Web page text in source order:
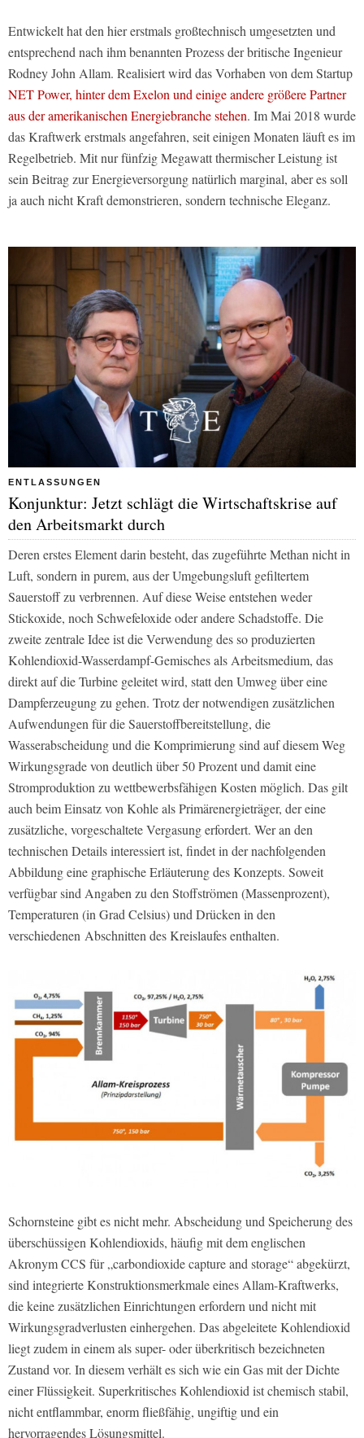
Entwickelt hat den hier erstmals großtechnisch umgesetzten und
entsprechend nach ihm benannten Prozess der britische Ingenieur
Rodney John Allam. Realisiert wird das Vorhaben von dem Startup
NET Power, hinter dem Exelon und einige andere größere Partner
aus der amerikanischen Energiebranche stehen. Im Mai 2018 wurde
das Kraftwerk erstmals angefahren, seit einigen Monaten läuft es im
Regelbetrieb. Mit nur fünfzig Megawatt thermischer Leistung ist
sein Beitrag zur Energieversorgung natürlich marginal, aber es soll
ja auch nicht Kraft demonstrieren, sondern technische Eleganz.
ENTLASSUNGEN
Konjunktur: Jetzt schlägt die Wirtschaftskrise auf
den Arbeitsmarkt durch
Deren erstes Element darin besteht, das zugeführte Methan nicht in
Luft, sondern in purem, aus der Umgebungsluft gefiltertem
Sauerstoff zu verbrennen. Auf diese Weise entstehen weder
Stickoxide, noch Schwefeloxide oder andere Schadstoffe. Die
zweite zentrale Idee ist die Verwendung des so produzierten
Kohlendioxid-Wasserdampf-Gemisches als Arbeitsmedium, das
direkt auf die Turbine geleitet wird, statt den Umweg über eine
Dampferzeugung zu gehen. Trotz der notwendigen zusätzlichen
Aufwendungen für die Sauerstoffbereitstellung, die
Wasserabscheidung und die Komprimierung sind auf diesem Weg
Wirkungsgrade von deutlich über 50 Prozent und damit eine
Stromproduktion zu wettbewerbsfähigen Kosten möglich. Das gilt
auch beim Einsatz von Kohle als Primärenergieträger, der eine
zusätzliche, vorgeschaltete Vergasung erfordert. Wer an den
technischen Details interessiert ist, findet in der nachfolgenden
Abbildung eine graphische Erläuterung des Konzepts. Soweit
verfügbar sind Angaben zu den Stoffströmen (Massenprozent),
Temperaturen (in Grad Celsius) und Drücken in den
verschiedenen Abschnitten des Kreislaufes enthalten.
Schornsteine gibt es nicht mehr. Abscheidung und Speicherung des
überschüssigen Kohlendioxids, häufig mit dem englischen
Akronym CCS für „carbondioxide capture and storage“ abgekürzt,
sind integrierte Konstruktionsmerkmale eines Allam-Kraftwerks,
die keine zusätzlichen Einrichtungen erfordern und nicht mit
Wirkungsgradverlusten einhergehen. Das abgeleitete Kohlendioxid
liegt zudem in einem als super- oder überkritisch bezeichneten
Zustand vor. In diesem verhält es sich wie ein Gas mit der Dichte
einer Flüssigkeit. Superkritisches Kohlendioxid ist chemisch stabil,
nicht entflammbar, enorm fließfähig, ungiftig und ein
hervorragendes Lösungsmittel.